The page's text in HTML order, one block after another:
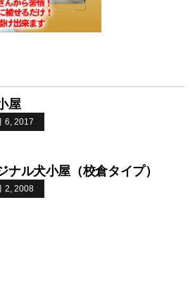
屋
6, 2017
ナル犬小屋（校倉タイプ）
2, 2008